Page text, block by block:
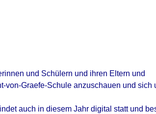
und Schülern und ihren Eltern und
Graefe-Schule anzuschauen und sich
auch in diesem Jahr digital statt und